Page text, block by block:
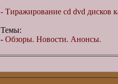
- Тиражирование cd dvd дисков
Темы:
- Обзоры. Новости. Анонсы.